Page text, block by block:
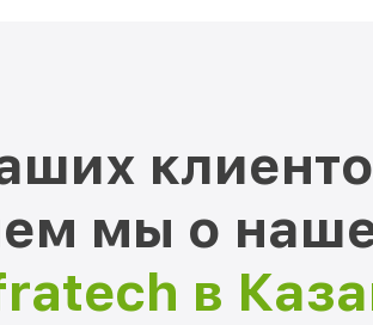
мы о
в